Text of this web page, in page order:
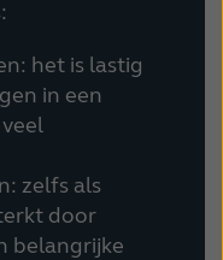
het is lastig
in een
zelfs als
door
belangrijke